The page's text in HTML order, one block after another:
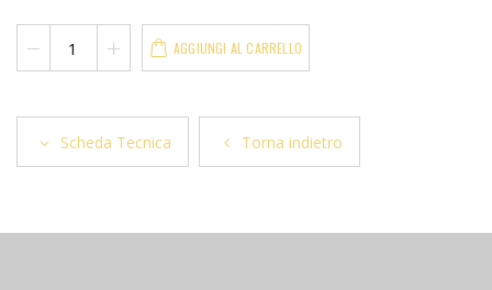
AGGIUNGI AL CARRELLO
Scheda Tecnica Torna indietro